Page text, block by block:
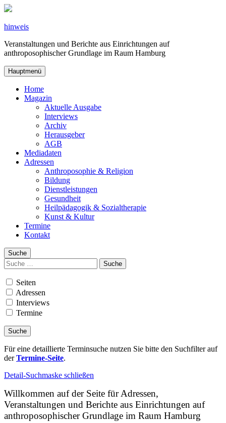
Zum
springen
hinweis
Veranstaltungen und Berichte aus Einrichtungen auf
anthroposophischer Grundlage im Raum Hamburg
Hauptmenü
Home
Magazin
Aktuelle Ausgabe
Interviews
Archiv
Herausgeber
AGB
Mediadaten
Adressen
Anthroposophie & Religion
Bildung
Dienstleistungen
Gesundheit
Heilpädagogik & Sozialtherapie
Kunst & Kultur
Termine
Kontakt
Suche
Suchen
nach:
Seiten
Adressen
Interviews
Termine
Für eine detaillierte Terminsuche nutzen Sie bitte den Suchfilter auf
derTermine-Seite.
Detail-Suchmaske schließen
Willkommen auf der Seite für Adressen,
Veranstaltungen und Berichte aus Einrichtungen auf
anthroposophischer Grundlage im Raum Hamburg